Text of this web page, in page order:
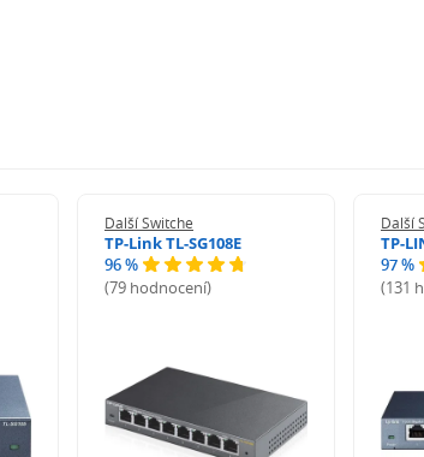
Další Switche
TP-Link TL-SG108E
96 %
(79 hodnocení)
Další
TP-
97 %
(131